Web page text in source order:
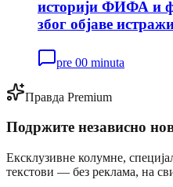
историји ФИФА и
због објаве
pre 00 minuta
Правда Premium
Подржите независно
Ексклузивне колумне,
текстови — без реклама, на